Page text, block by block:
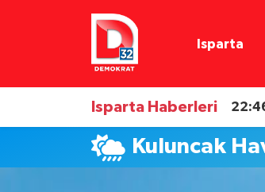
Isparta
Isparta Haberleri
Kuluncak
Isparta Nöbetçi Eczaneler
Isparta Hava Durumu
Isparta Namaz Vakitleri